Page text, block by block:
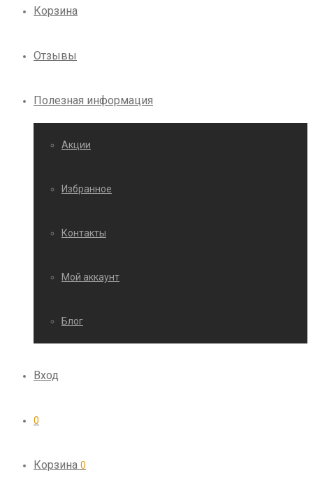
Корзина
Отзывы
Полезная информация
Акции
Избранное
Контакты
Мой аккаунт
Блог
Вход
0
Корзина 0